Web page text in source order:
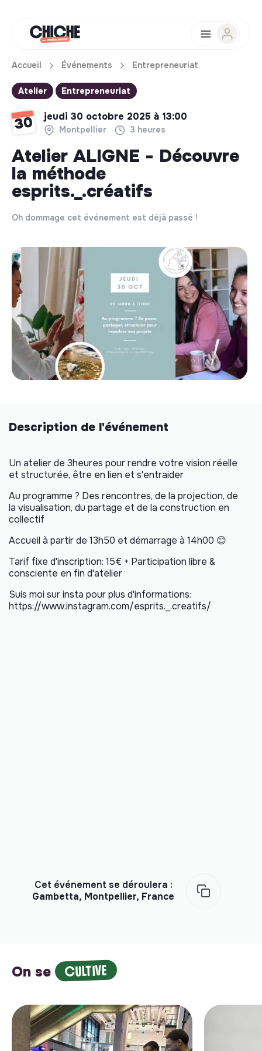
Accueil Événements Entrepreneuriat
Atelier Entrepreneuriat
30 jeudi 30 octobre 2025 à 13:00
Montpellier 3 heures
Atelier ALIGNE - Découvre
la méthode
esprits._.créatifs
Oh dommage cet événement est déjà passé !
Description de l'événement
Un atelier de 3heures pour rendre votre vision réelle
et structurée, être en lien et s'entraider
Au programme ? Des rencontres, de la projection, de
la visualisation, du partage et de la construction en
collectif
Accueil à partir de 13h50 et démarrage à 14h00 😊
Tarif fixe d'inscription: 15€ + Participation libre &
consciente en fin d'atelier
Suis moi sur insta pour plus d'informations:
https://www.instagram.com/esprits._.creatifs/
Cet événement se déroulera :
Gambetta, Montpellier, France
On se CULTIVE